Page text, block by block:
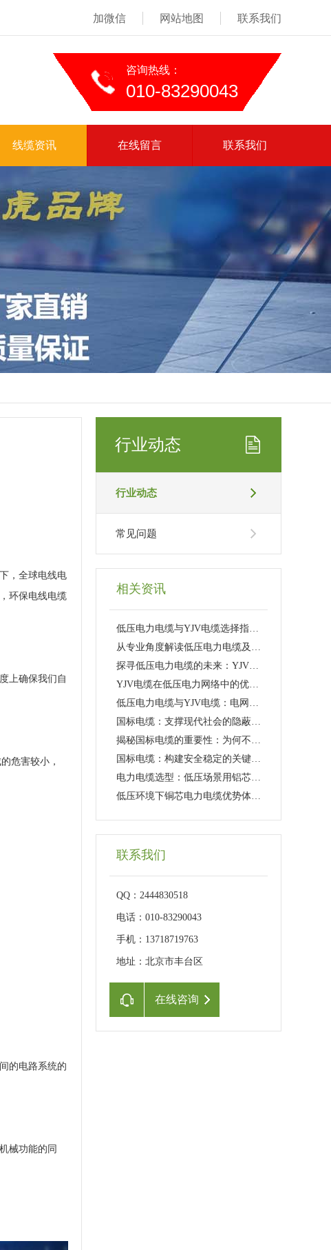
加微信 网站地图 联系我们
咨询热线：
010-83290043
线缆资讯 在线留言 联系我们
，全球电线电
环保电线电缆
上确保我们自
危害较小，
的电路系统的
械功能的同
行业动态
行业动态
常见问题
相关资讯
低压电力电缆与YJV电缆选择指南：工程应用与日常维护
从专业角度解读低压电力电缆及YJV电缆的性能特点
探寻低压电力电缆的未来：YJV电缆的新技术革新
YJV电缆在低压电力网络中的优势与挑战
低压电力电缆与YJV电缆：电网传输的幕后英雄
国标电缆：支撑现代社会的隐蔽力量
揭秘国标电缆的重要性：为何不可或缺?
国标电缆：构建安全稳定的关键要素
电力电缆选型：低压场景用铝芯还是铜芯更可靠
低压环境下铜芯电力电缆优势体现在哪些方面
联系我们
QQ：2444830518
电话：010-83290043
手机：13718719763
地址：北京市丰台区
在线咨询